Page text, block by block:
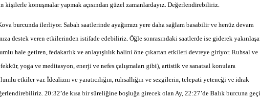
konuşmalar yapmak açısından güzel zamanlardayız. Değerlendirebiliriz.
burcunda ilerliyor. Sabah saatlerinde ayağımızı yere daha sağlam basabilir ve henüz devam
destek veren etkilerinden istifade edebiliriz. Öğle sonrasındaki saatlerde ise giderek
hale getiren, fedakarlık ve anlayışlılık halini öne çıkartan etkileri devreye giriyor. Ruhsal ve
yoga ve meditasyon, enerji ve nefes çalışmaları gibi), artistik ve sanatsal konulara
etkiler var. İdealizm ve yaratıcılığın, ruhsallığın ve sezgilerin, telepati yeteneği ve idrak
20:32’de kısa bir süreliğine boşluğa girecek olan Ay, 22:27’de Balık burcuna